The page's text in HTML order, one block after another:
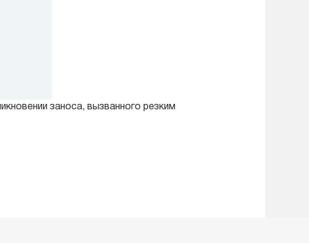
заноса, вызванного резким